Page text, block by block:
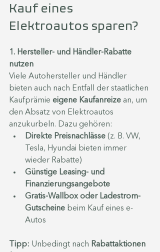
Kauf eines
Elektroautos sparen?
1. Hersteller- und Händler-Rabatte
nutzen
Viele Autohersteller und Händler
bieten auch nach Entfall der staatlichen
Kaufprämie eigene Kaufanreize an, um
den Absatz von Elektroautos
anzukurbeln. Dazu gehören:
Direkte Preisnachlässe (z. B. VW,
Tesla, Hyundai bieten immer
wieder Rabatte)
Günstige Leasing- und
Finanzierungsangebote
Gratis-Wallbox oder Ladestrom-
Gutscheine beim Kauf eines e-
Autos
Tipp: Unbedingt nach Rabattaktionen